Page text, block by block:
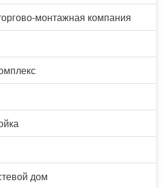
монтажная компания
дом